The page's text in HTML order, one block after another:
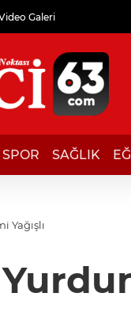
Galeri
SPOR SAĞLIK
Yağışlı